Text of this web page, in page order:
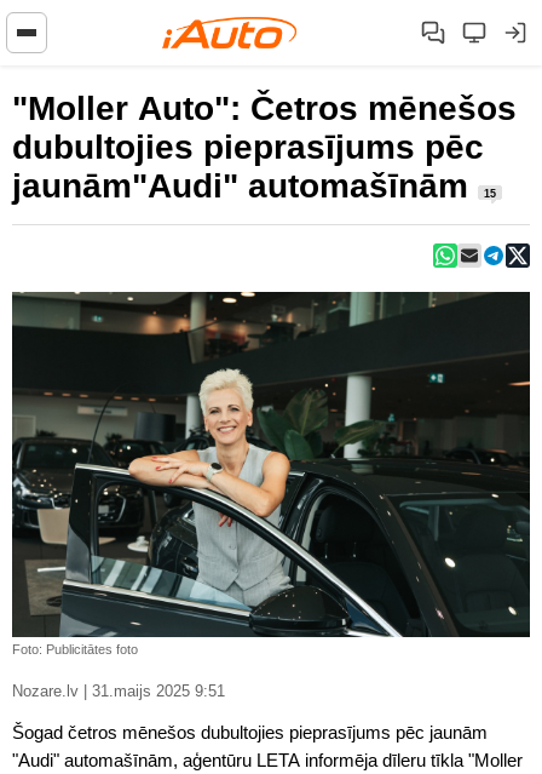
"Moller Auto": Četros mēnešos
dubultojies pieprasījums pēc
jaunām"Audi" automašīnām
15
Foto: Publicitātes foto
Nozare.lv | 31.maijs 2025 9:51
Šogad četros mēnešos dubultojies pieprasījums pēc jaunām
"Audi" automašīnām, aģentūru LETA informēja dīleru tīkla "Moller